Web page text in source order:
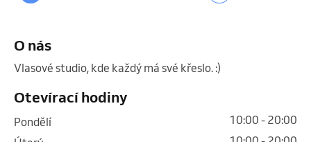
O nás
Vlasové studio, kde každý má své křeslo. :)
Otevírací hodiny
pondělí
10:00 - 20:00